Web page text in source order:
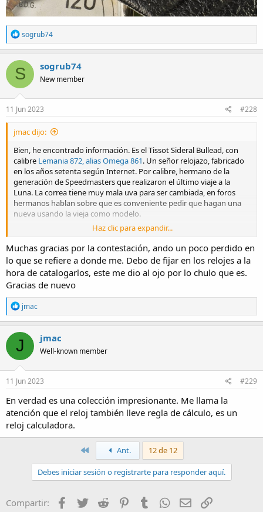
R
e
a
c
t
i
o
n
s
sogrub74
S sogrub74
New member
11 Jun 2023 #228
jmac dijo:
Bien, he encontrado información. Es el Tissot Sideral Bullead, con
calibre Lemania 872, alias Omega 861. Un señor relojazo, fabricado
en los años setenta según Internet. Por calibre, hermano de la
generación de Speedmasters que realizaron el último viaje a la
Luna. La correa tiene muy mala uva para ser cambiada, en foros
hermanos hablan sobre que es conveniente pedir que hagan una
nueva usando la vieja como modelo.
Haz clic para expandir...
Muchas gracias por la contestación, ando un poco perdido en
lo que se refiere a donde me. Debo de fijar en los relojes a la
hora de catalogarlos, este me dio al ojo por lo chulo que es.
Gracias de nuevo
R
e
a
c
t
i
o
n
s
jmac
J jmac
Well-known member
11 Jun 2023 #229
En verdad es una colección impresionante. Me llama la
atención que el reloj también lleve regla de cálculo, es un
reloj calculadora.
PrimeroAnt. 12 de 12
Debes iniciar sesión o registrarte para responder aquí.
Compartir: Facebook
Twitter Reddit PinterestTumblrWhatsApp
Email